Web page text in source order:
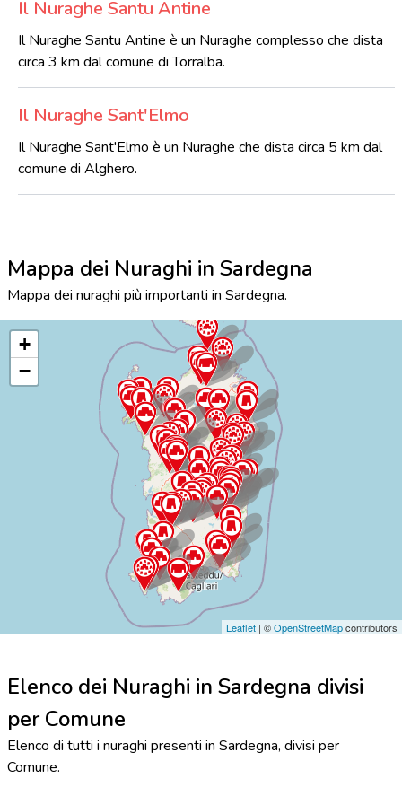
Il Nuraghe Santu Antine
Il Nuraghe Santu Antine è un Nuraghe complesso che dista
circa 3 km dal comune di Torralba.
Il Nuraghe Sant'Elmo
Il Nuraghe Sant'Elmo è un Nuraghe che dista circa 5 km dal
comune di Alghero.
Mappa dei Nuraghi in Sardegna
Mappa dei nuraghi più importanti in Sardegna.
+
−
Leaflet | ©OpenStreetMapcontributors
Elenco dei Nuraghi in Sardegna divisi
per Comune
Elenco di tutti i nuraghi presenti in Sardegna, divisi per
Comune.